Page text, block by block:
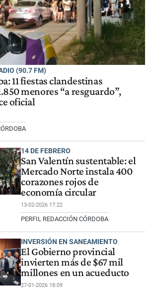
(90.7 FM)
11 fiestas clandestinas
menores “a resguardo”,
oficial
14 DE FEBRERO
San Valentín sustentable: el
Mercado Norte instala 400
corazones rojos de
economía circular
13-02-2026 17:22
PERFIL REDACCIÓN CÓRDOBA
INVERSIÓN EN SANEAMIENTO
El Gobierno provincial
invierten más de $67 mil
millones en un acueducto
27-01-2026 18:09